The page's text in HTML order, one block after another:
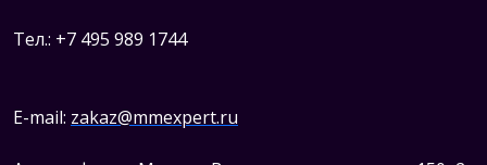
Тел.: +7 495 989 1744
E-mail: zakaz@mmexpert.ru